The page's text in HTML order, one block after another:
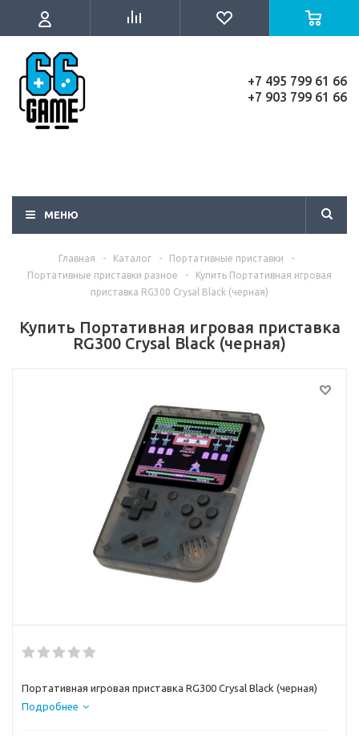
+7 495 799 61 66
+7 903 799 61 66
МЕНЮ
Главная - Каталог - Портативные приставки
-
Портативные приставки разное
-
Купить Портативная игровая
приставка RG300 Crysal Black (черная)
Купить Портативная игровая приставка
RG300 Crysal Black (черная)
Портативная игровая приставка RG300 Crysal Black (черная)
Подробнее